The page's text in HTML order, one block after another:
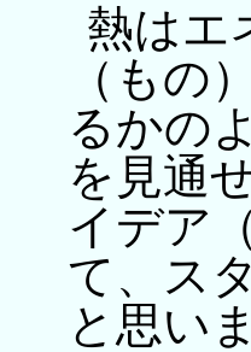
熱はエ
（もの
るかの
を見通
イデア
て、ス
と思い